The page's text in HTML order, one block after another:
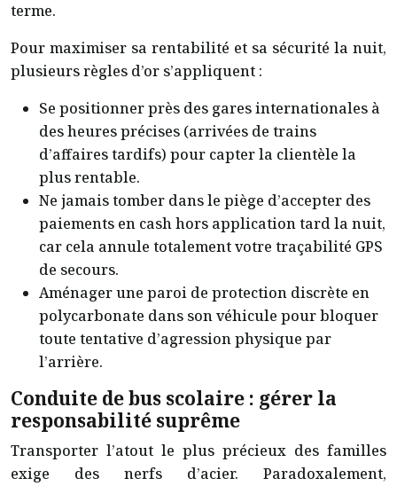
terme.
Pour maximiser sa rentabilité et sa sécurité la nuit,
plusieurs règles d’or s’appliquent :
Se positionner près des gares internationales à
des heures précises (arrivées de trains
d’affaires tardifs) pour capter la clientèle la
plus rentable.
Ne jamais tomber dans le piège d’accepter des
paiements en cash hors application tard la nuit,
car cela annule totalement votre traçabilité GPS
de secours.
Aménager une paroi de protection discrète en
polycarbonate dans son véhicule pour bloquer
toute tentative d’agression physique par
l’arrière.
Conduite de bus scolaire : gérer la
responsabilité suprême
Transporter l’atout le plus précieux des familles
exige des nerfs d’acier. Paradoxalement,